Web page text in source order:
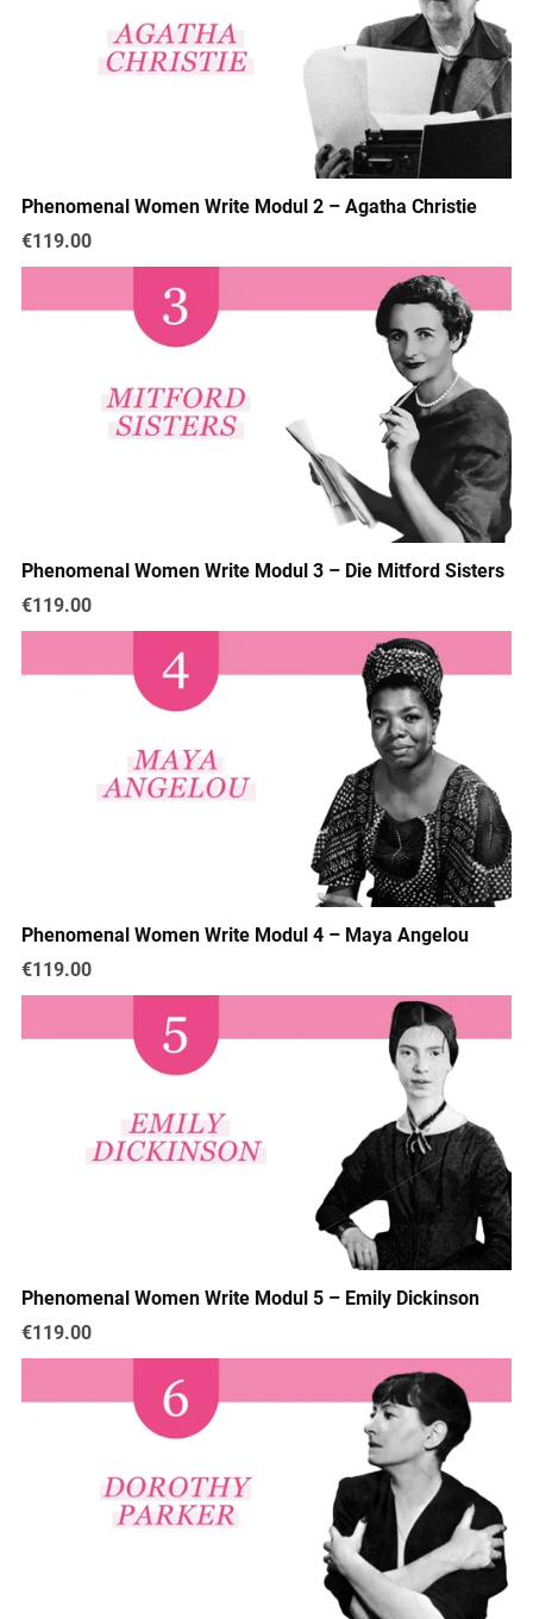
Phenomenal Women Write Modul 2 – Agatha Christie
€119.00
Phenomenal Women Write Modul 3 – Die Mitford Sisters
€119.00
Phenomenal Women Write Modul 4 – Maya Angelou
€119.00
Phenomenal Women Write Modul 5 – Emily Dickinson
€119.00